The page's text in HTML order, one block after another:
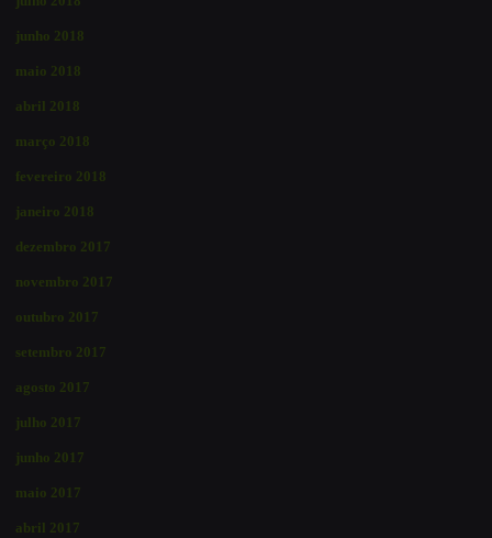
junho 2018
maio 2018
abril 2018
março 2018
fevereiro 2018
janeiro 2018
dezembro 2017
novembro 2017
outubro 2017
setembro 2017
agosto 2017
julho 2017
junho 2017
maio 2017
abril 2017